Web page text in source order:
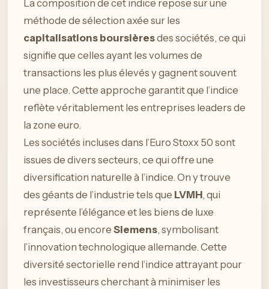
La composition de cet indice repose sur une
méthode de sélection axée sur les
capitalisations boursièresdes sociétés, ce qui
signifie que celles ayant les volumes de
transactions les plus élevés y gagnent souvent
une place. Cette approche garantit que l’indice
reflète véritablement les entreprises leaders de
la zone euro.
Les sociétés incluses dans l’Euro Stoxx 50 sont
issues de divers secteurs, ce qui offre une
diversification naturelle à l’indice. On y trouve
des géants de l’industrie tels que LVMH, qui
représente l’élégance et les biens de luxe
français, ou encore Siemens, symbolisant
l’innovation technologique allemande. Cette
diversité sectorielle rend l’indice attrayant pour
les investisseurs cherchant à minimiser les